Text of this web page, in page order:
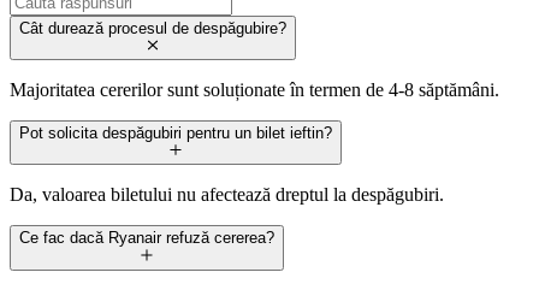
Cât durează procesul de despăgubire?
Majoritatea cererilor sunt soluționate în termen de 4-8 săptămâni.
Pot solicita despăgubiri pentru un bilet ieftin?
Da, valoarea biletului nu afectează dreptul la despăgubiri.
Ce fac dacă Ryanair refuză cererea?